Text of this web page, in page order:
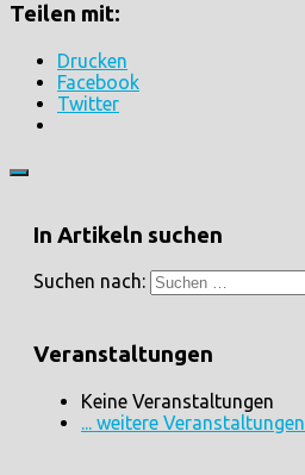
Teilen mit:
Drucken
Facebook
Twitter
In Artikeln suchen
Suchen nach:
Veranstaltungen
Keine Veranstaltungen
... weitere Veranstaltungen